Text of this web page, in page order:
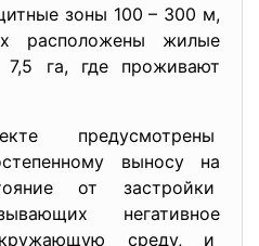
зоны 100 – 300 м,
расположены жилые
га, где проживают
предусмотрены
выносу на
от застройки
негативное
среду, и